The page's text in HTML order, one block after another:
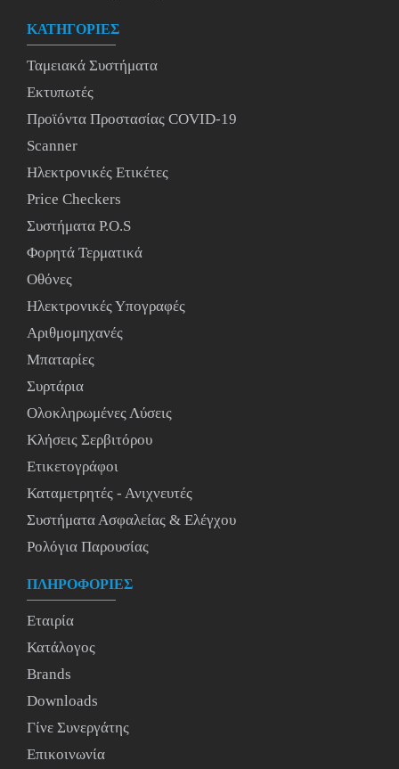
ΚΑΤΗΓΟΡΙΕΣ
Ταμειακά Συστήματα
Εκτυπωτές
Προϊόντα Προστασίας COVID-19
Scanner
Ηλεκτρονικές Ετικέτες
Price Checkers
Συστήματα P.O.S
Φορητά Τερματικά
Οθόνες
Ηλεκτρονικές Υπογραφές
Αριθμομηχανές
Μπαταρίες
Συρτάρια
Ολοκληρωμένες Λύσεις
Κλήσεις Σερβιτόρου
Ετικετογράφοι
Καταμετρητές - Ανιχνευτές
Συστήματα Ασφαλείας & Ελέγχου
Ρολόγια Παρουσίας
ΠΛΗΡΟΦΟΡΙΕΣ
Εταιρία
Κατάλογος
Brands
Downloads
Γίνε Συνεργάτης
Επικοινωνία